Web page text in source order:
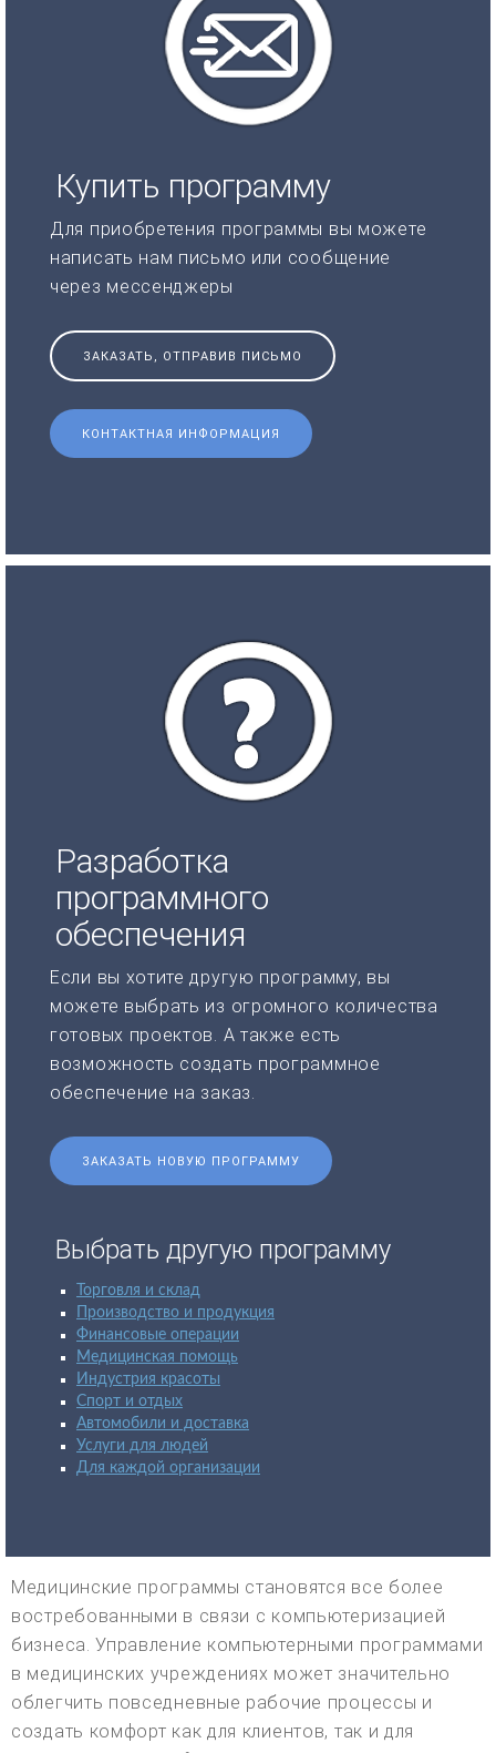
Купить программу
Для приобретения программы вы можете
написать нам письмо или сообщение
через мессенджеры
ЗАКАЗАТЬ, ОТПРАВИВ ПИСЬМО
КОНТАКТНАЯ ИНФОРМАЦИЯ
Разработка
программного
обеспечения
Если вы хотите другую программу, вы
можете выбрать из огромного количества
готовых проектов. А также есть
возможность создать программное
обеспечение на заказ.
ЗАКАЗАТЬ НОВУЮ ПРОГРАММУ
Выбрать другую программу
Торговля и склад
Производство и продукция
Финансовые операции
Медицинская помощь
Индустрия красоты
Спорт и отдых
Автомобили и доставка
Услуги для людей
Для каждой организации
Медицинские программы становятся все более
востребованными в связи с компьютеризацией
бизнеса. Управление компьютерными программами
в медицинских учреждениях может значительно
облегчить повседневные рабочие процессы и
создать комфорт как для клиентов, так и для